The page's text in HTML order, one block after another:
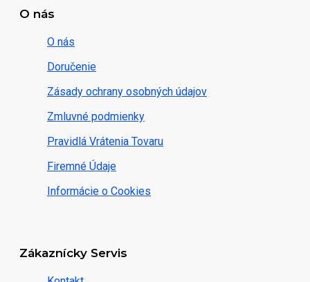
O nás
O nás
Doručenie
Zásady ochrany osobných údajov
Zmluvné podmienky
Pravidlá Vrátenia Tovaru
Firemné Údaje
Informácie o Cookies
Zákaznícky Servis